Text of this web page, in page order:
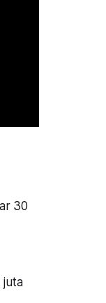
30
juta